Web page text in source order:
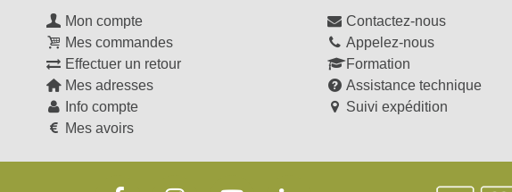
Mon compte
Mes commandes
Effectuer un retour
Mes adresses
Info compte
Mes avoirs
Contactez-nous
Appelez-nous
Formation
Assistance technique
Suivi expédition